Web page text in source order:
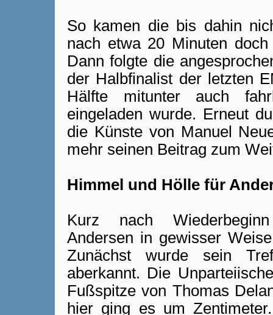
So kamen die bis dahin
nach etwa 20 Minuten
Dann folgte die
der Halbfinalist der letzten
Hälfte mitunter auch
eingeladen wurde. Erneut
die Künste von Manuel
mehr seinen Beitrag zum
Himmel und Hölle für
Kurz nach
Andersen in gewisser
Zunächst wurde sein
aberkannt. Die
Fußspitze von Thomas
hier ging es um